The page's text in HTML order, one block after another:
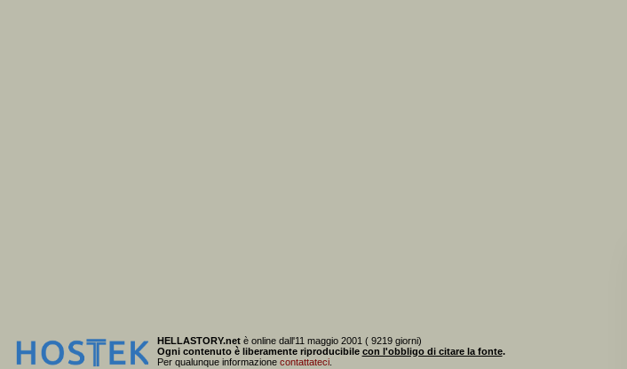
HELLASTORY.netè online dall'11 maggio 2001 ( 9219 giorni)
Ogni contenuto è liberamente riproducibile con l'obbligo di citare la fonte.
Per qualunque informazione contattateci.